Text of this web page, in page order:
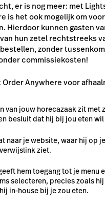
er is nog meer: met
is het ook mogelijk om
Hierdoor kunnen gasten
hun zetel rechtstreeks
zonder
commissiekosten!
Anywhere voor
van jouw horecazaak zit met
besluit dat hij bij jou eten
naar je website, waar hij op
ziet.
hem toegang tot je menu
selecteren, precies zoals
in-house bij je zou eten.